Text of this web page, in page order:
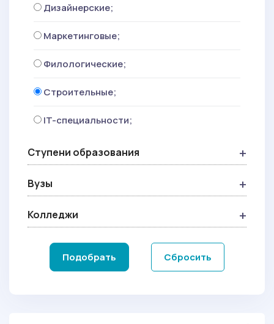
Дизайнерские;
Маркетинговые;
Филологические;
Строительные;
IT-специальности;
Ступени образования
Вузы
Колледжи
Подобрать Сбросить